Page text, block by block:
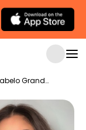
Filtro de Cabelo Grande com IA